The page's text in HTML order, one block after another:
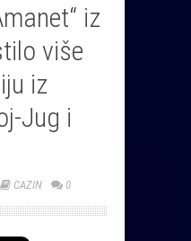
iz
više
iz
Jug i
CAZIN 0